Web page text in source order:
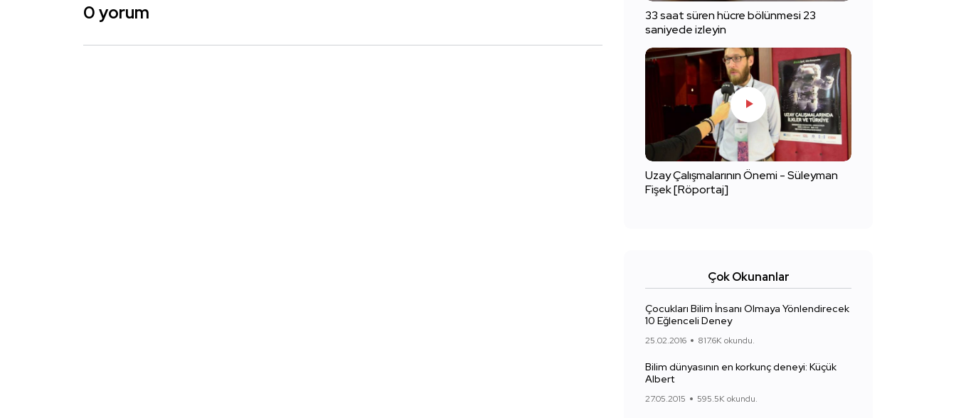
0 yorum
33 saat süren hücre bölünmesi 23
saniyede izleyin
Uzay Çalışmalarının Önemi - Süleyman
Fişek [Röportaj]
Çok Okunanlar
Çocukları Bilim İnsanı Olmaya Yönlendirecek
10 Eğlenceli Deney
25.02.2016 817.6K okundu.
Bilim dünyasının en korkunç deneyi: Küçük
Albert
27.05.2015 595.5K okundu.